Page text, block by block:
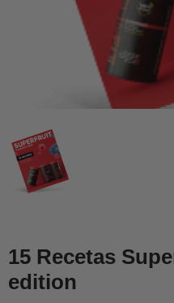
15 Recetas
edition